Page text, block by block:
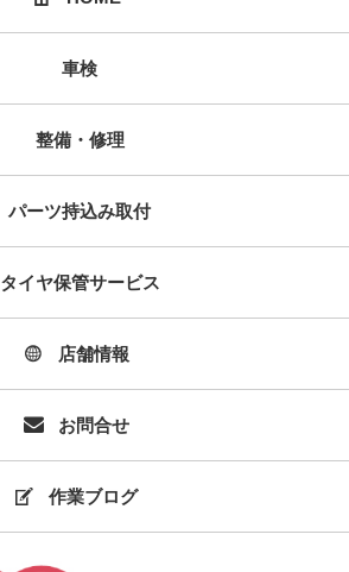
車検
整備・修理
パーツ持込み取付
タイヤ保管サービス
店舗情報
お問合せ
作業ブログ